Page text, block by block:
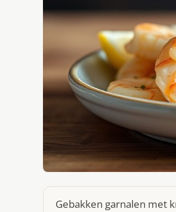
Gebakken garnalen met